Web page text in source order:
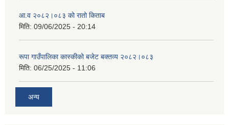
आ.व २०८२।०८३ को रातो किताब
मिति: 09/06/2025 - 20:14
रूपा गाउँपालिका कास्कीको बजेट बक्तव्य २०८२।०८३
मिति: 06/25/2025 - 11:06
अन्य